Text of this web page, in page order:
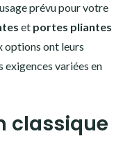
prévu pour votre
et portes pliantes
options ont leurs
exigences variées en
classique